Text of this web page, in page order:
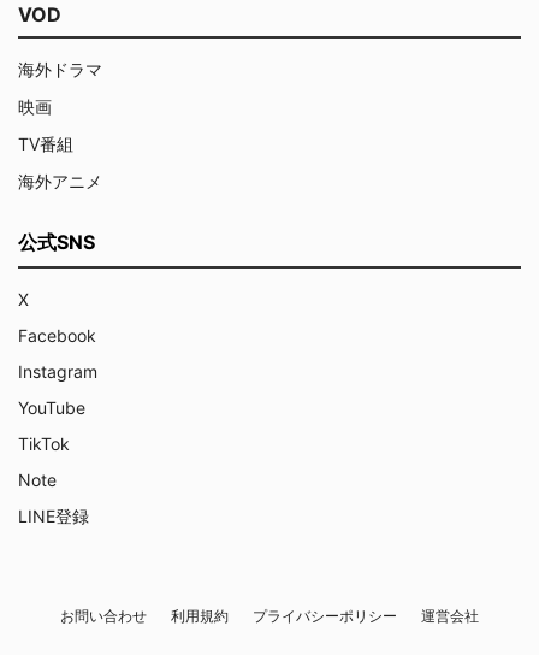
VOD
海外ドラマ
映画
TV番組
海外アニメ
公式SNS
X
Facebook
Instagram
YouTube
TikTok
Note
LINE登録
お問い合わせ 利用規約 プライバシーポリシー 運営会社